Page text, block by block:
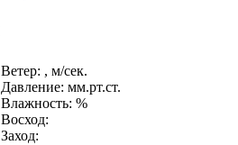
Ветер: , м/сек.
Давление: мм.рт.ст.
Влажность: %
Восход:
Заход: